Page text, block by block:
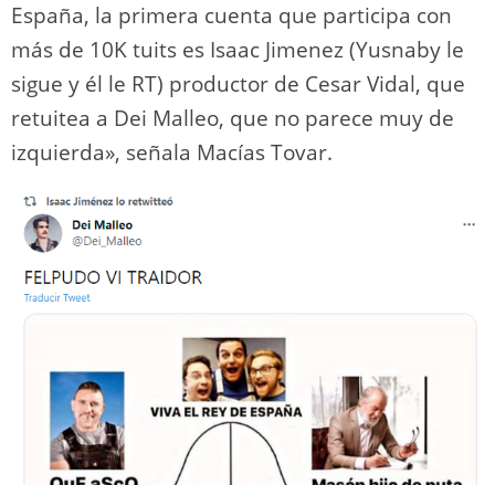
España, la primera cuenta que participa con
más de 10K tuits es Isaac Jimenez (Yusnaby le
sigue y él le RT) productor de Cesar Vidal, que
retuitea a Dei Malleo, que no parece muy de
izquierda», señala Macías Tovar.